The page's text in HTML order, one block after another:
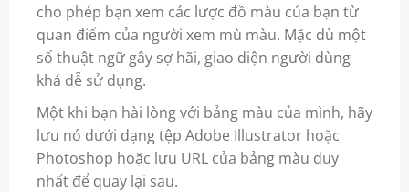
cho phép bạn xem các lược đồ màu của bạn từ
quan điểm của người xem mù màu. Mặc dù một
số thuật ngữ gây sợ hãi, giao diện người dùng
khá dễ sử dụng.
Một khi bạn hài lòng với bảng màu của mình, hãy
lưu nó dưới dạng tệp Adobe Illustrator hoặc
Photoshop hoặc lưu URL của bảng màu duy
nhất để quay lại sau.